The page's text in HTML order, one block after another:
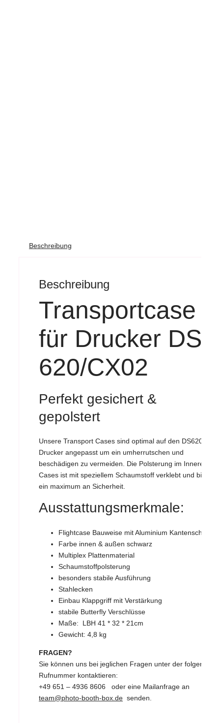
Beschreibung
Beschreibung
Transportcase
für Drucker DS-
620/CX02
Perfekt gesichert &
gepolstert
Unsere Transport Cases sind optimal auf den DS620
Drucker angepasst um ein umherrutschen und
beschädigen zu vermeiden. Die Polsterung im Inneren der
Cases ist mit speziellem Schaumstoff verklebt und bietet
ein maximum an Sicherheit.
Ausstattungsmerkmale:
Flightcase Bauweise mit Aluminium Kantenschutz
Farbe innen & außen schwarz
Multiplex Plattenmaterial
Schaumstoffpolsterung
besonders stabile Ausführung
Stahlecken
Einbau Klappgriff mit Verstärkung
stabile Butterfly Verschlüsse
Maße: LBH 41 * 32 * 21cm
Gewicht: 4,8 kg
FRAGEN?
Sie können uns bei jeglichen Fragen unter der folgenden
Rufnummer kontaktieren:
+49 651 – 4936 8606 oder eine Mailanfrage an
team@photo-booth-box.de senden.